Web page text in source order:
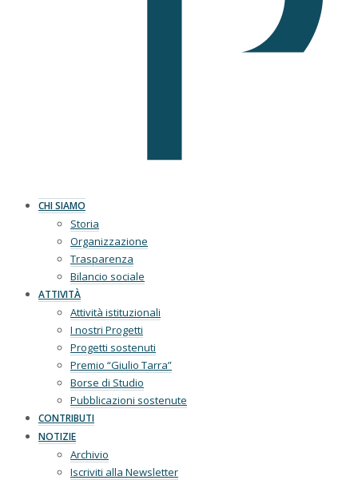
CHI SIAMO
Storia
Organizzazione
Trasparenza
Bilancio sociale
ATTIVITÀ
Attività istituzionali
I nostri Progetti
Progetti sostenuti
Premio “Giulio Tarra”
Borse di Studio
Pubblicazioni sostenute
CONTRIBUTI
NOTIZIE
Archivio
Iscriviti alla Newsletter